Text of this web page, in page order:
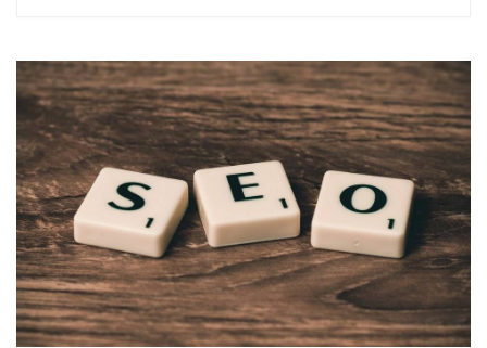
setzt
weltweit
Maßstäbe ...
was gute
Inhalte
wirklich
Schönheit:
Alles über
das Pflegen
Genialer